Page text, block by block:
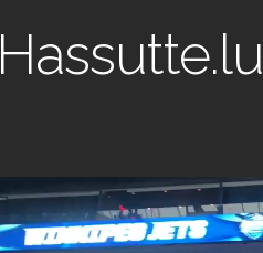
Hassutte.lu